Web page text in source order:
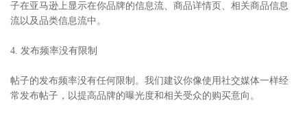
子在亚马逊上显示在你品牌的信息流、商品详情页、相关商品信息
流以及品类信息流中。
4. 发布频率没有限制
帖子的发布频率没有任何限制。我们建议你像使用社交媒体一样经
常发布帖子，以提高品牌的曝光度和相关受众的购买意向。